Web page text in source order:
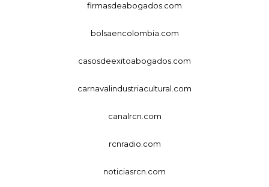
firmasdeabogados.com
bolsaencolombia.com
casosdeexitoabogados.com
carnavalindustriacultural.com
canalrcn.com
rcnradio.com
noticiasrcn.com